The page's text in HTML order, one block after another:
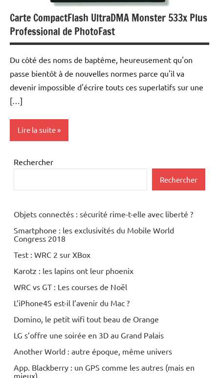
Carte CompactFlash UltraDMA Monster 533x Plus
Professional de PhotoFast
Du côté des noms de baptême, heureusement qu'on
passe bientôt à de nouvelles normes parce qu'il va
devenir impossible d'écrire touts ces superlatifs sur une
[…]
Lire la suite
Periphériques
Numérique
Rechercher
Rechercher
Objets connectés : sécurité rime-t-elle avec liberté ?
Smartphone : les exclusivités du Mobile World
Congress 2018
Test : WRC 2 sur XBox
Karotz : les lapins ont leur phoenix
WRC vs GT : Les courses de Noël
L’iPhone4S est-il l’avenir du Mac ?
Domino, le petit wifi tout beau de Orange
LG s’offre une soirée en 3D au Grand Palais
Another World : autre époque, même univers
App. Blackberry : un GPS comme les autres (mais en
mieux)